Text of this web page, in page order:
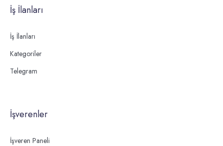
İş İlanları
İş İlanları
Kategoriler
Telegram
İşverenler
İşveren Paneli